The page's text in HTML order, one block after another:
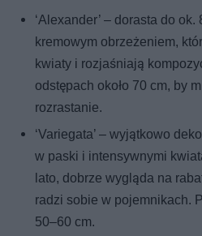
‘Alexander’ – dorasta do
kremowym obrzeżeniem,
kwiaty i rozjaśniają
odstępach około 70 cm, by
rozrastanie.
‘Variegata’ – wyjątkowo
w paski i intensywnymi
lato, dobrze wygląda na
radzi sobie w pojemnikach.
50–60 cm.